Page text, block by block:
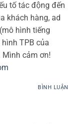
tố tác động đến
khách hàng, ad
hình tiếng
TPB của
cảm ơn!
BÌNH LUẬN